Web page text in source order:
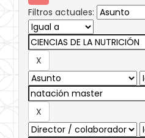
Filtros actuales: